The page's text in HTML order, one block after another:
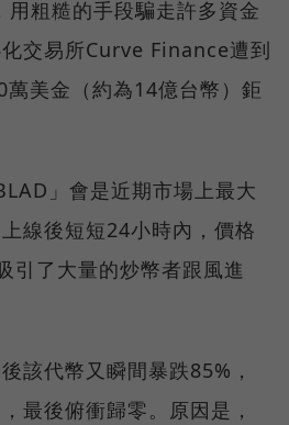
用粗糙的手段騙走許多資金
交易所Curve Finance遭到
美金（約為14億台幣）鉅
」會是近期市場上最大
線後短短24小時內，價格
引了大量的炒幣者跟風進
該代幣又瞬間暴跌85%，
最後俯衝歸零。原因是，